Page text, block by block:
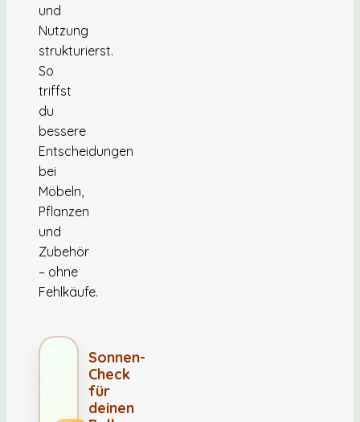
und
Nutzung
strukturierst.
So
triffst
du
bessere
Entscheidungen
bei
Möbeln,
Pflanzen
und
Zubehör
– ohne
Fehlkäufe.
Sonnen-
Check
für
deinen